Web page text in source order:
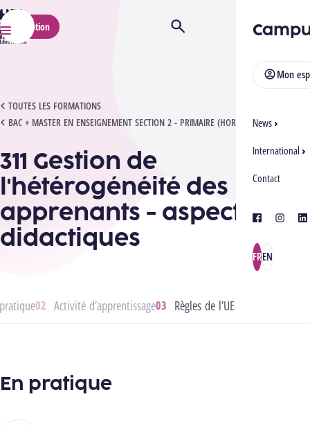
HELMo
Menu
Mon
News
International
Contact
facebook
FREN
Inscription Ouvrir/Fermer la recherche
TOUTES LES FORMATIONS
BAC + MASTER EN ENSEIGNEMENT SECTION 2 - PRIMAIRE (HORAIRE ADAPTÉ)
311 GESTION DE L'HÉTÉROGÉNÉITÉ DES APPRENANTS - ASPECTS DIDACTIQUES
311 Gestion de
l'hétérogénéité des
apprenants - aspects
didactiques
Activité d’apprentissage Règles de l’UE
En pratique